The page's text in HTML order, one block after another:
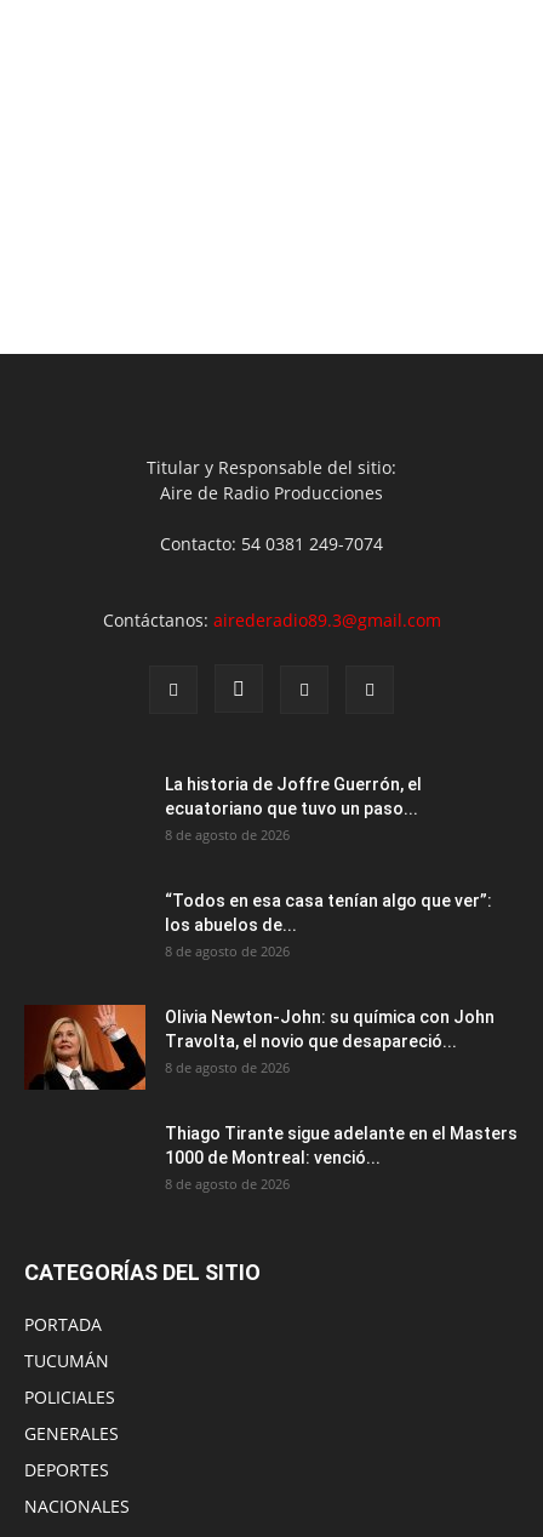
Titular y Responsable del sitio:
Aire de Radio Producciones
Contacto: 54 0381 249-7074
Contáctanos: airederadio89.3@gmail.com
La historia de Joffre Guerrón, el
ecuatoriano que tuvo un paso...
8 de agosto de 2026
“Todos en esa casa tenían algo que ver”:
los abuelos de...
8 de agosto de 2026
Olivia Newton-John: su química con John
Travolta, el novio que desapareció...
8 de agosto de 2026
Thiago Tirante sigue adelante en el Masters
1000 de Montreal: venció...
8 de agosto de 2026
CATEGORÍAS DEL SITIO
PORTADA
TUCUMÁN
POLICIALES
GENERALES
DEPORTES
NACIONALES